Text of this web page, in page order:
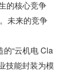
的核心竞争
未来的竞争
“云机电 Cla
技能封装为模